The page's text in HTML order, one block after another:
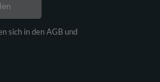
sich in den AGB und